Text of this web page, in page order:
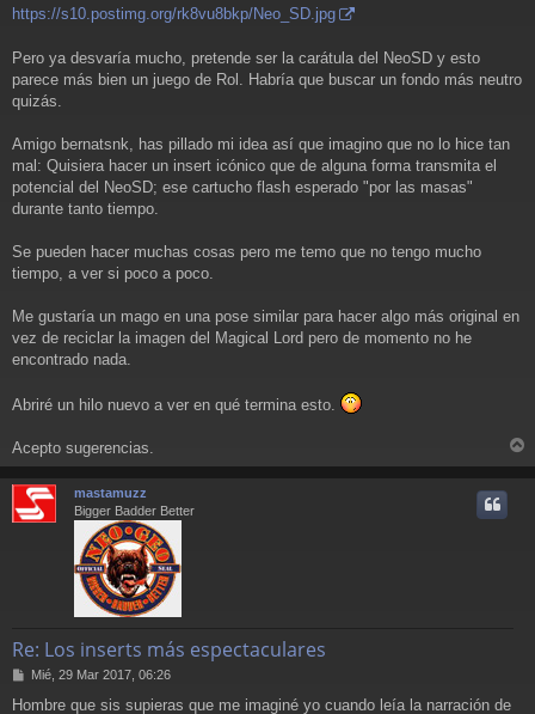
https://s10.postimg.org/rk8vu8bkp/Neo_SD.jpg
Pero ya desvaría mucho, pretende ser la carátula del NeoSD y esto
parece más bien un juego de Rol. Habría que buscar un fondo más neutro
quizás.
Amigo bernatsnk, has pillado mi idea así que imagino que no lo hice tan
mal: Quisiera hacer un insert icónico que de alguna forma transmita el
potencial del NeoSD; ese cartucho flash esperado "por las masas"
durante tanto tiempo.
Se pueden hacer muchas cosas pero me temo que no tengo mucho
tiempo, a ver si poco a poco.
Me gustaría un mago en una pose similar para hacer algo más original en
vez de reciclar la imagen del Magical Lord pero de momento no he
encontrado nada.
Abriré un hilo nuevo a ver en qué termina esto.
Acepto sugerencias.
r
mastamuzz
Bigger Badder Better
Re: Los inserts más espectaculares
M
n
Mié, 29 Mar 2017, 06:26
Hombre que sis supieras que me imaginé yo cuando leía la narración de